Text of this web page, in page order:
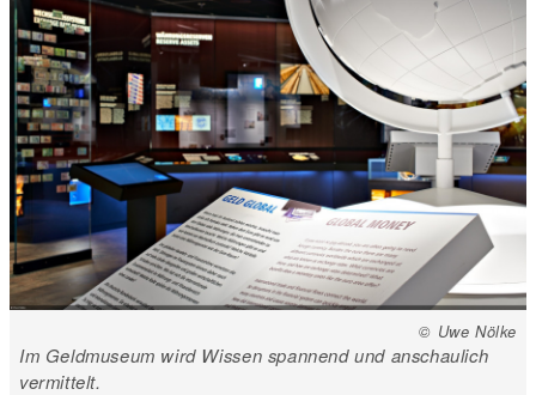
© Uwe Nölke
Im Geldmuseum wird Wissen spannend und anschaulich
vermittelt.